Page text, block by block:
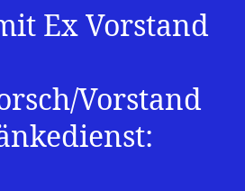
Ex Vorstand
Vorstand